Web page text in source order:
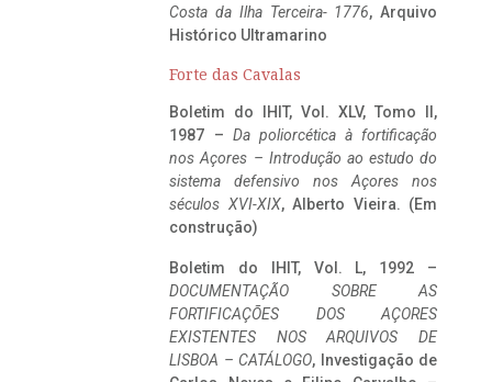
Costa da Ilha Terceira- 1776, Arquivo
Histórico Ultramarino
Forte das Cavalas
Boletim do IHIT, Vol. XLV, Tomo II,
1987 – Da poliorcética à fortificação
nos Açores – Introdução ao estudo do
sistema defensivo nos Açores nos
séculos XVI-XIX, Alberto Vieira. (Em
construção)
Boletim do IHIT, Vol. L, 1992 –
DOCUMENTAÇÃO SOBRE AS
FORTIFICAÇÕES DOS AÇORES
EXISTENTES NOS ARQUIVOS DE
LISBOA – CATÁLOGO, Investigação de